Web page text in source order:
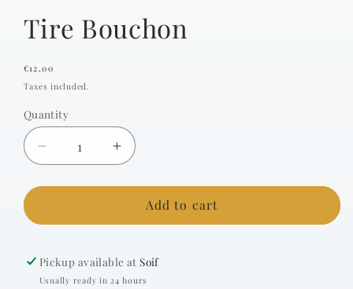
Tire Bouchon
Regular
price
€12,00
Taxes included.
Quantity
Decrease
quantity
for
Bouchon
Increase
quantity
for
Bouchon
Add to cart
Pickup available at Soif
Usually ready in 24 hours